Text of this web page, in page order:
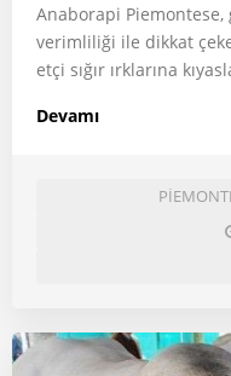
Anaborapi
verimliliği ile dikkat
etçi sığır ırklarına
Devamı